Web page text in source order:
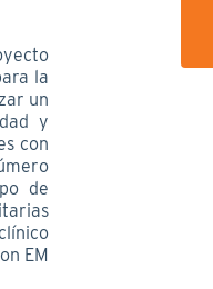
la
un
y
con
de
EM